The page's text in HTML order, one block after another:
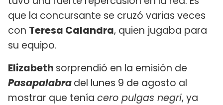
que la concursante se cruzó varias veces
con Teresa Calandra, quien jugaba para
su equipo.
Elizabeth sorprendió en la emisión de
Pasapalabradel lunes 9 de agosto al
mostrar que tenía cero pulgas negri, ya